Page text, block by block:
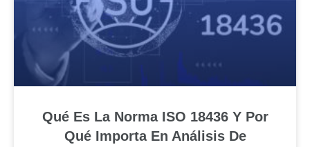
Qué Es La Norma ISO 18436 Y Por
Qué Importa En Análisis De